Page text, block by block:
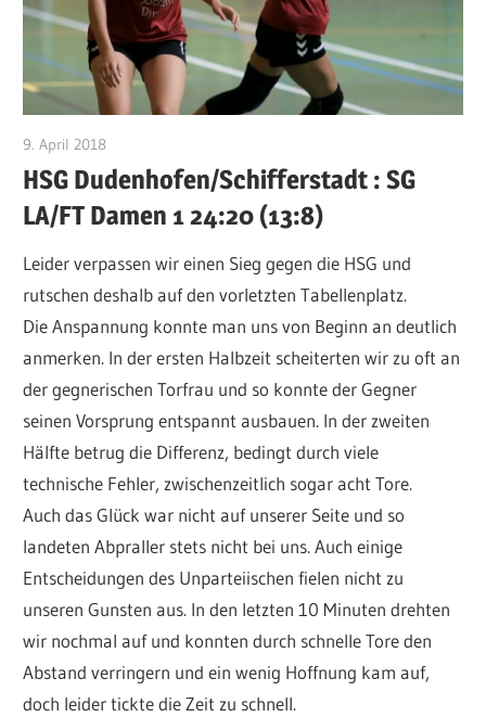
9. April 2018
HSG Dudenhofen/Schifferstadt : SG
LA/FT Damen 1 24:20 (13:8)
Leider verpassen wir einen Sieg gegen die HSG und
rutschen deshalb auf den vorletzten Tabellenplatz.
Die Anspannung konnte man uns von Beginn an deutlich
anmerken. In der ersten Halbzeit scheiterten wir zu oft an
der gegnerischen Torfrau und so konnte der Gegner
seinen Vorsprung entspannt ausbauen. In der zweiten
Hälfte betrug die Differenz, bedingt durch viele
technische Fehler, zwischenzeitlich sogar acht Tore.
Auch das Glück war nicht auf unserer Seite und so
landeten Abpraller stets nicht bei uns. Auch einige
Entscheidungen des Unparteiischen fielen nicht zu
unseren Gunsten aus. In den letzten 10 Minuten drehten
wir nochmal auf und konnten durch schnelle Tore den
Abstand verringern und ein wenig Hoffnung kam auf,
doch leider tickte die Zeit zu schnell.